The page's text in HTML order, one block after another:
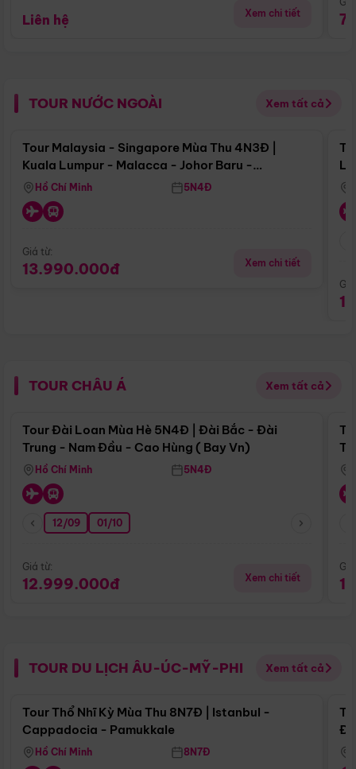
Liên hệ Xem chi tiết
TOUR NƯỚC NGOÀI Xem tất cả
Điểm nổi bật
Tour Malaysia - Singapore Mùa Thu 4N3Đ |
Kuala Lumpur - Malacca - Johor Baru -
Singapore
Hồ Chí Minh 5N4Đ
Giá từ:
13.990.000đ Xem chi tiết
TOUR CHÂU Á Xem tất cả
Điểm nổi bật
Tour Đài Loan Mùa Hè 5N4Đ | Đài Bắc - Đài
Trung - Nam Đầu - Cao Hùng ( Bay Vn)
Hồ Chí Minh 5N4Đ
12/09 01/10
Giá từ:
12.999.000đ Xem chi tiết
TOUR DU LỊCH ÂU-ÚC-MỸ-PHI Xem tất cả
Điểm nổi bật
Tour Thổ Nhĩ Kỳ Mùa Thu 8N7Đ | Istanbul -
Cappadocia - Pamukkale
Hồ Chí Minh 8N7Đ